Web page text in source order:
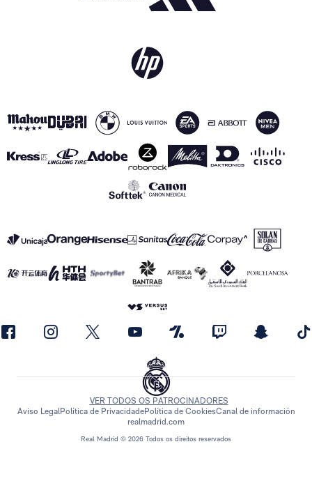
Real Madrid © 2026 Todos os direitos reservados
VER TODOS OS PATROCINADORES
Aviso LegalPolítica de PrivacidadePolítica de CookiesCanal de información
realmadrid.com